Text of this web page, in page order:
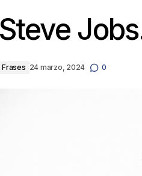
Steve
Frases 24 marzo, 2024 0